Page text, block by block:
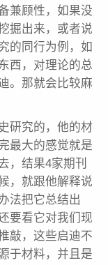
兼顾性，如果没
掘出来，或者说
的同行为例，如
西，对理论的总
。那就会比较麻
研究的，他的材
最大的感觉就是
，结果4家期刊
，就跟他解释说
法把它总结出
要看它对我们现
敲，这些启迪不
于材料，并且是